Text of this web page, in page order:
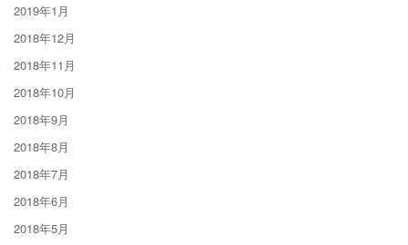
2019年1月
2018年12月
2018年11月
2018年10月
2018年9月
2018年8月
2018年7月
2018年6月
2018年5月